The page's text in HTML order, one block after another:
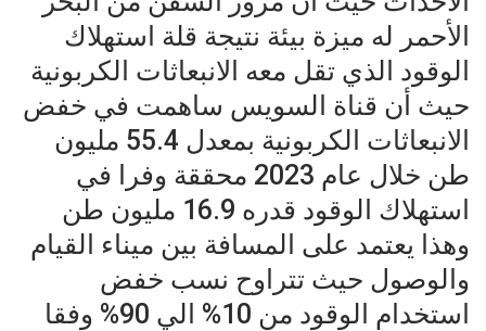
الأحمر له ميزة بيئة نتيجة قلة استهلاك
الوقود الذي تقل معه الانبعاثات الكربونية
حيث أن قناة السويس ساهمت في خفض
الانبعاثات الكربونية بمعدل 55.4 مليون
طن خلال عام 2023 محققة وفرا في
استهلاك الوقود قدره 16.9 مليون طن
وهذا يعتمد على المسافة بين ميناء القيام
والوصول حيث تتراوح نسب خفض
استخدام الوقود من 10% الي 90% وفقا